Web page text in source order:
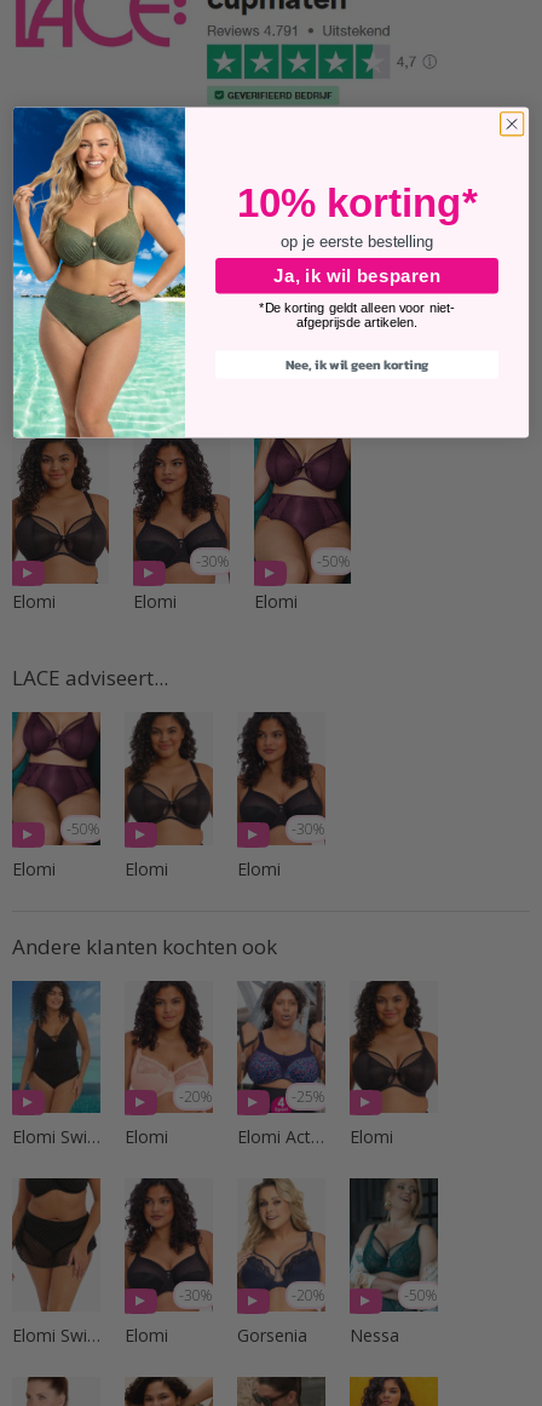
Polyamide 61%
Elasthan 27%
Polyester 12%
Ask about this
Past perfect
Elomi
-30%
Elomi
-50%
Elomi
LACE adviseert...
-50%
Elomi Elomi
-30%
Elomi
Andere klanten kochten ook
Elomi Swim
-20%
Elomi
-25%
Elomi Active Elomi
Elomi Swim
-30%
Elomi
-20%
Gorsenia
-50%
Nessa
10% korting*
op je eerste bestelling
Ja, ik wil besparen
*De korting geldt alleen voor niet-
afgeprijsde artikelen.
Nee, ik wil geen korting